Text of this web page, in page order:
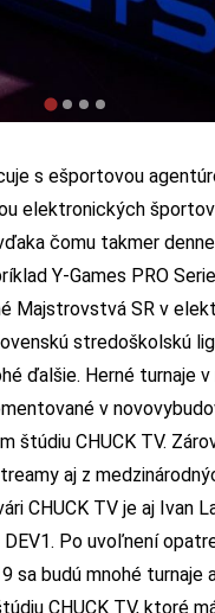
s ešportovou
elektronických športov
čomu takmer
Y-Games PRO
Majstrovstvá SR v
stredoškolskú
ďalšie. Herné turnaje
v
štúdiu CHUCK TV.
aj z
CHUCK TV je aj Ivan
Po uvoľnení
sa budú mnohé turnaje
CHUCK TV, ktoré